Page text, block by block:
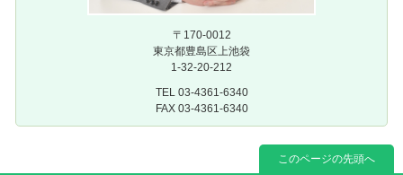
〒170-0012
東京都豊島区上池袋
1-32-20-212
TEL 03-4361-6340
FAX 03-4361-6340
このページの先頭へ